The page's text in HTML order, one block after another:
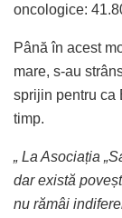
oncologice:
Până în acest
mare, s-au
sprijin pentru ca
timp.
„ La Asociația
dar există
nu rămâi